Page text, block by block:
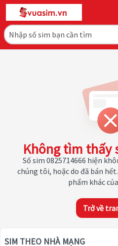
Không tìm thấy
Số sim 0825714666 hiện
chúng tôi, hoặc do đã bán
phẩm khác
Trở về
SIM THEO NHÀ MẠNG